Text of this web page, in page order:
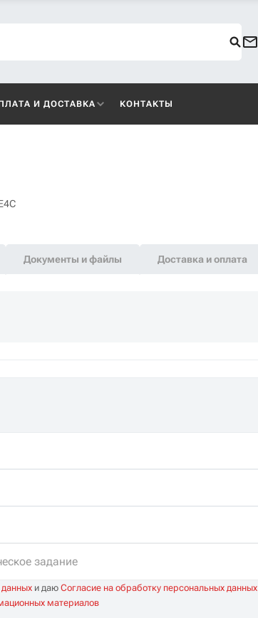
И ДОСТАВКА КОНТАКТЫ
Документы и файлы Доставка и оплата
задание
и даюСогласие на обработку персональных данных
материалов